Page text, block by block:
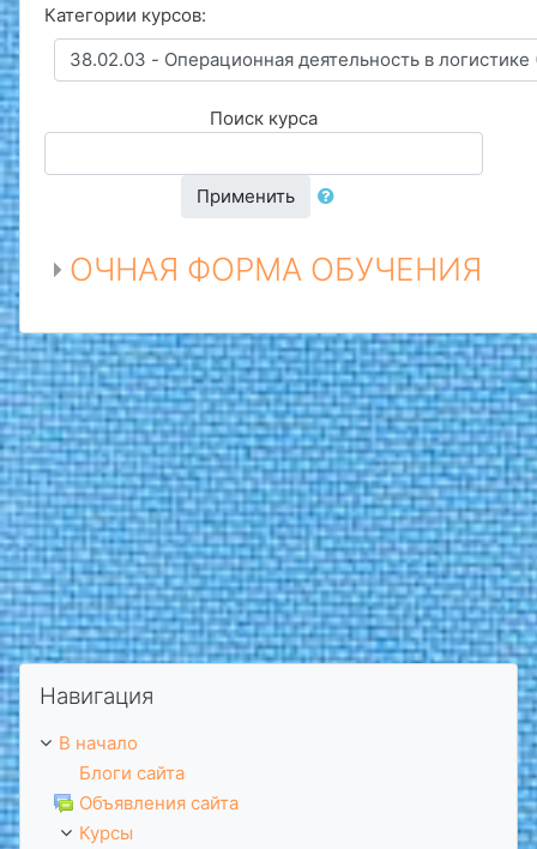
Категории курсов:
Поиск курса
Применить
ОЧНАЯ ФОРМА ОБУЧЕНИЯ
Пропустить Навигация
Навигация
В начало
Блоги сайта
Объявления сайта
Курсы